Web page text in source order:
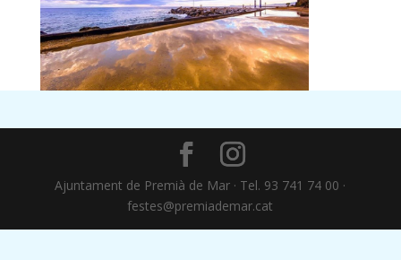
Ajuntament de Premià de Mar · Tel. 93 741 74 00 ·
festes@premiademar.cat